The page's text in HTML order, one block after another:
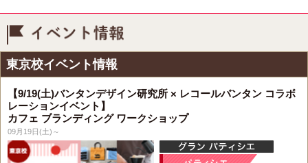
東京校イベント情報
【9/19(土)バンタンデザイン研究所 × レコールバンタン コラボ
レーションイベント】
カフェ ブランディング ワークショップ
09月19日(土)～